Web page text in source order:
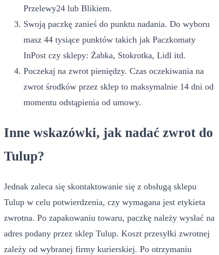
Przelewy24 lub Blikiem.
Swoją paczkę zanieś do punktu nadania. Do wyboru
masz 44 tysiące punktów takich jak Paczkomaty
InPost czy sklepy: Żabka, Stokrotka, Lidl itd.
Poczekaj na zwrot pieniędzy. Czas oczekiwania na
zwrot środków przez sklep to maksymalnie 14 dni od
momentu odstąpienia od umowy.
Inne wskazówki, jak nadać zwrot do
Tulup?
Jednak zaleca się skontaktowanie się z obsługą sklepu
Tulup w celu potwierdzenia, czy wymagana jest etykieta
zwrotna. Po zapakowaniu towaru, paczkę należy wysłać na
adres podany przez sklep Tulup. Koszt przesyłki zwrotnej
zależy od wybranej firmy kurierskiej. Po otrzymaniu